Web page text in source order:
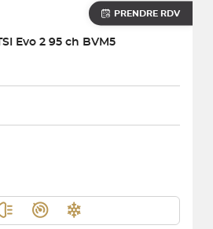
PRENDRE RDV
Evo 2 95 ch BVM5